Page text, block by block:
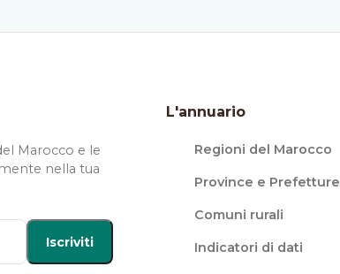
Marocco e le
nella tua
Iscriviti
L'annuario
Regioni del Marocco
Province e Prefetture
Comuni rurali
Indicatori di dati